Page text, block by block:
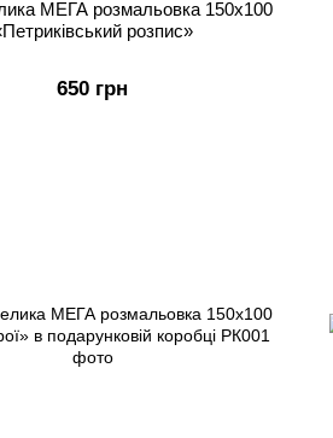
МЕГА розмальовка 150х100
розпис»
650 грн